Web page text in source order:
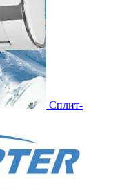
Сплит-